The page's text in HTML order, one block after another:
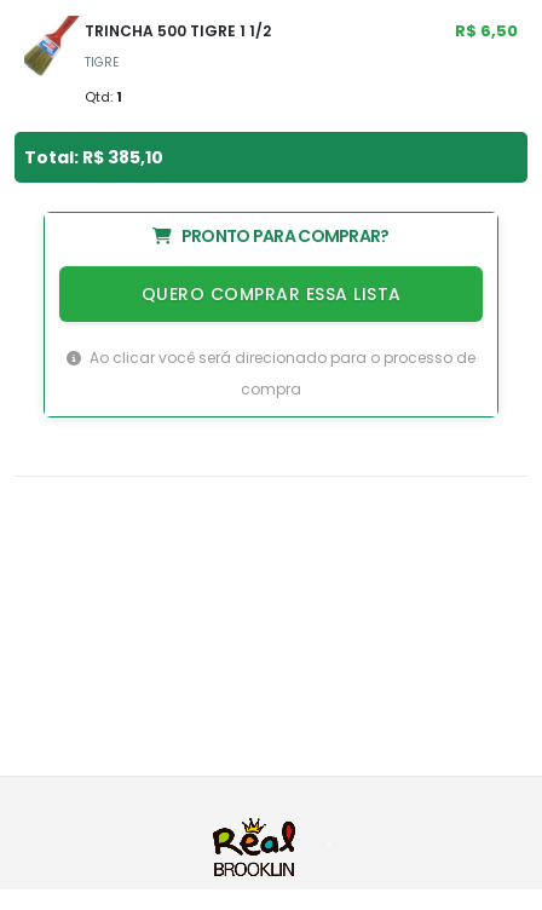
TRINCHA 500 TIGRE 1 1/2
TIGRE
Qtd: 1
R$ 6,50
Total: R$ 385,10
PRONTO PARA COMPRAR?
QUERO COMPRAR ESSA LISTA
Ao clicar você será direcionado para o processo de
compra